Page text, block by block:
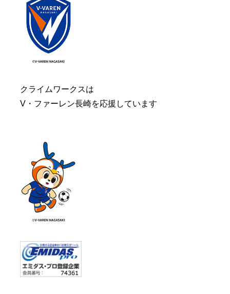
クライムワークスは
V・ファーレン長崎を応援しています